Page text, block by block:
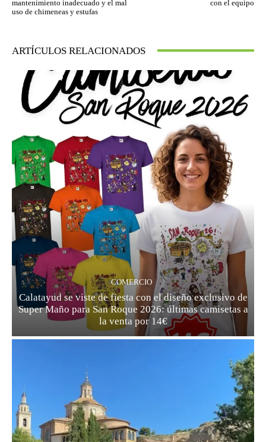
mantenimiento inadecuado y el mal
uso de chimeneas y estufas
con el equipo
ARTÍCULOS RELACIONADOS
COMERCIO
Calatayud se viste de fiesta con el diseño exclusivo de
Super Maño para San Roque 2026: últimas camisetas a
la venta por 14€